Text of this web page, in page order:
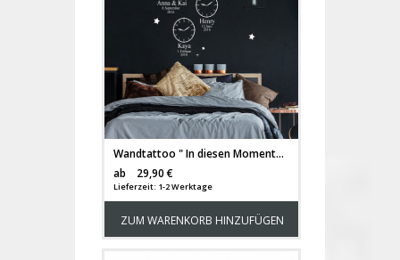
Wandtattoo " In diesen Momenten stand unsere Zeit einen Augenblick still " mit Wunschdaten verschiedene Sterne M2441
ab
29,90 €
Lieferzeit: 1-2 Werktage
ZUM WARENKORB HINZUFÜGEN